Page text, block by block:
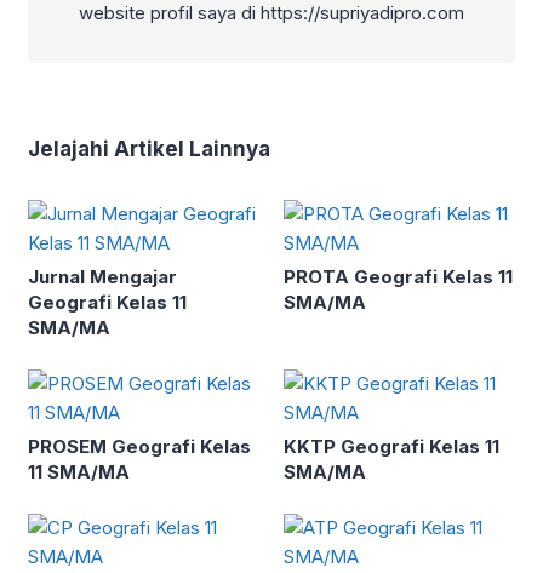
website profil saya di https://supriyadipro.com
Jelajahi Artikel Lainnya
Jurnal Mengajar
Geografi Kelas 11
SMA/MA
PROTA Geografi Kelas 11
SMA/MA
PROSEM Geografi Kelas
11 SMA/MA
KKTP Geografi Kelas 11
SMA/MA